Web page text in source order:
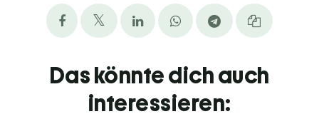
Das könnte dich auch
interessieren: